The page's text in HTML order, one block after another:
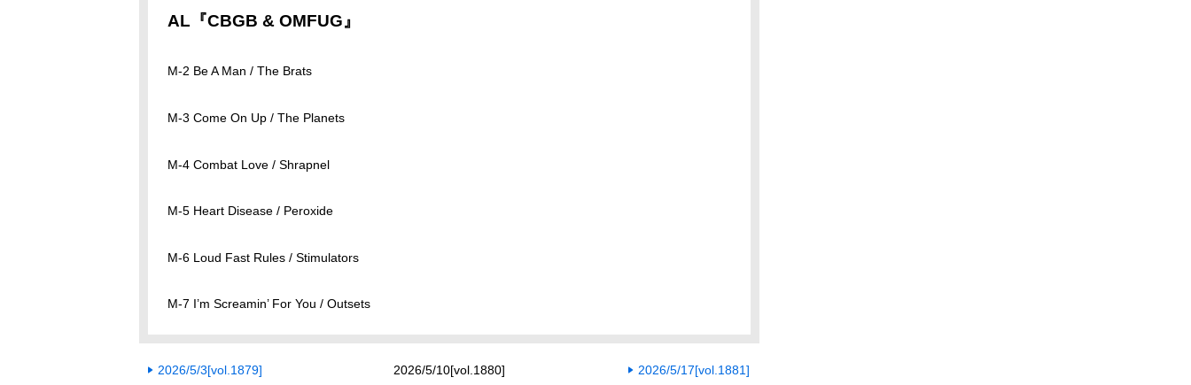
AL『CBGB & OMFUG』
M-2 Be A Man / The Brats
M-3 Come On Up / The Planets
M-4 Combat Love / Shrapnel
M-5 Heart Disease / Peroxide
M-6 Loud Fast Rules / Stimulators
M-7 I’m Screamin’ For You / Outsets
2026/5/3[vol.1879] 2026/5/10[vol.1880] 2026/5/17[vol.1881]